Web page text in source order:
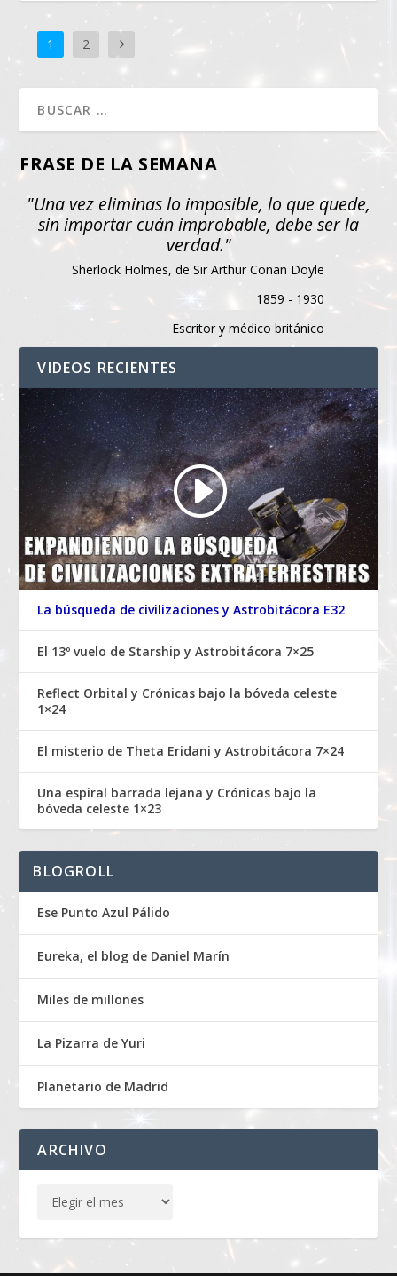
1 2
FRASE DE LA SEMANA
"Una vez eliminas lo imposible, lo que quede,
sin importar cuán improbable, debe ser la
verdad."
Sherlock Holmes, de Sir Arthur Conan Doyle
1859 - 1930
Escritor y médico británico
VIDEOS RECIENTES
La búsqueda de civilizaciones y Astrobitácora E32
El 13º vuelo de Starship y Astrobitácora 7×25
Reflect Orbital y Crónicas bajo la bóveda celeste
1×24
El misterio de Theta Eridani y Astrobitácora 7×24
Una espiral barrada lejana y Crónicas bajo la
bóveda celeste 1×23
BLOGROLL
Ese Punto Azul Pálido
Eureka, el blog de Daniel Marín
Miles de millones
La Pizarra de Yuri
Planetario de Madrid
ARCHIVO